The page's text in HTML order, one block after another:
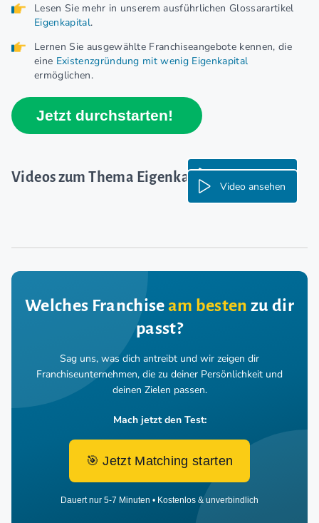
Lesen Sie mehr in unserem ausführlichen Glossarartikel
Eigenkapital.
Lernen Sie ausgewählte Franchiseangebote kennen, die
eine Existenzgründung mit wenig Eigenkapital
ermöglichen.
Jetzt durchstarten!
Videos zum Thema Eigenkapital: Video ansehen
Video ansehen
Welches Franchiseam besten zu dir
passt?
Sag uns, was dich antreibt und wir zeigen dir
Franchiseunternehmen, die zu deiner Persönlichkeit und
deinen Zielen passen.
Mach jetzt den Test:
🎯 Jetzt Matching starten
Dauert nur 5-7 Minuten • Kostenlos & unverbindlich